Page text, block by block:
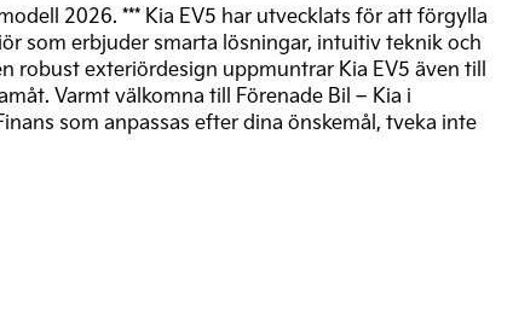
2026. *** Kia EV5 har utvecklats för att förgylla
som erbjuder smarta lösningar, intuitiv teknik och
robust exteriördesign uppmuntrar Kia EV5 även till
Varmt välkomna till Förenade Bil – Kia i
som anpassas efter dina önskemål, tveka inte